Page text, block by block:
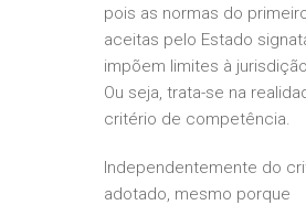
pois as normas do
aceitas pelo Estado
impõem limites à
Ou seja, trata-se na
critério de competência.
Independentemente do
adotado, mesmo porque